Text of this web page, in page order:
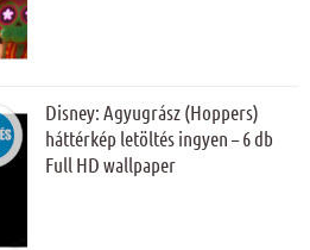
Disney: Agyugrász (Hoppers)
háttérkép letöltés ingyen – 6 db
Full HD wallpaper